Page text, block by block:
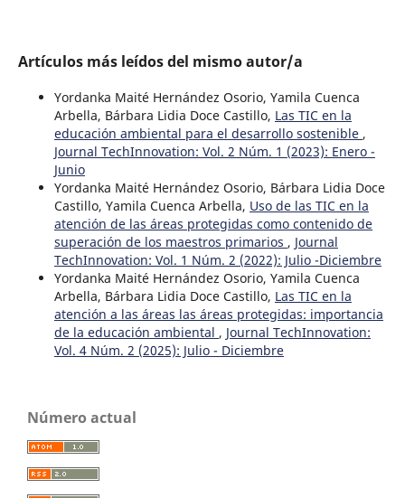
Artículos más leídos del mismo autor/a
Yordanka Maité Hernández Osorio, Yamila Cuenca
Arbella, Bárbara Lidia Doce Castillo, Las TIC en la
educación ambiental para el desarrollo sostenible ,
Journal TechInnovation: Vol. 2 Núm. 1 (2023): Enero -
Junio
Yordanka Maité Hernández Osorio, Bárbara Lidia Doce
Castillo, Yamila Cuenca Arbella, Uso de las TIC en la
atención de las áreas protegidas como contenido de
superación de los maestros primarios , Journal
TechInnovation: Vol. 1 Núm. 2 (2022): Julio -Diciembre
Yordanka Maité Hernández Osorio, Yamila Cuenca
Arbella, Bárbara Lidia Doce Castillo, Las TIC en la
atención a las áreas las áreas protegidas: importancia
de la educación ambiental , Journal TechInnovation:
Vol. 4 Núm. 2 (2025): Julio - Diciembre
Número actual